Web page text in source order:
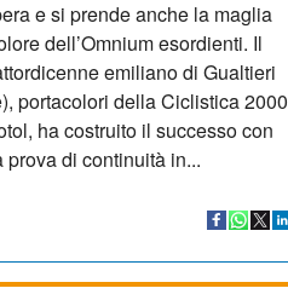
e si prende anche la maglia
dell’Omnium esordienti. Il
emiliano di Gualtieri
portacolori della Ciclistica 2000
ha costruito il successo con
prova di continuità in...